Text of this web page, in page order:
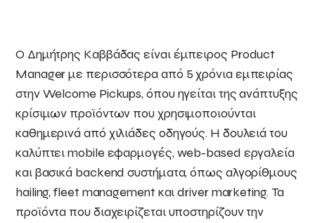
Ο Δημήτρης Καββάδας είναι έμπειρος Product
Manager με περισσότερα από 5 χρόνια εμπειρίας
στην Welcome Pickups, όπου ηγείται της ανάπτυξης
κρίσιμων προϊόντων που χρησιμοποιούνται
καθημερινά από χιλιάδες οδηγούς. Η δουλειά του
καλύπτει mobile εφαρμογές, web-based εργαλεία
και βασικά backend συστήματα, όπως αλγορίθμους
hailing, fleet management και driver marketing. Τα
προϊόντα που διαχειρίζεται υποστηρίζουν την